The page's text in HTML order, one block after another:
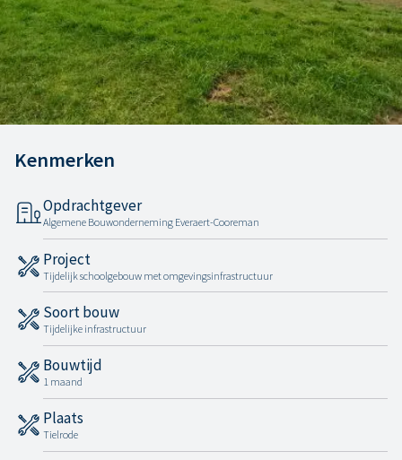
Kenmerken
Opdrachtgever
Algemene Bouwonderneming Everaert-Cooreman
Project
Tijdelijk schoolgebouw met omgevingsinfrastructuur
Soort bouw
Tijdelijke infrastructuur
Bouwtijd
1 maand
Plaats
Tielrode